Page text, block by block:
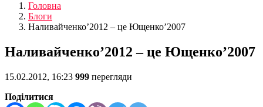
Головна
Блоги
Наливайченко’2012 – це Ющенко’2007
Наливайченко’2012 – це Ющенко’2007
15.02.2012, 16:23 999 перегляди
Поділитися